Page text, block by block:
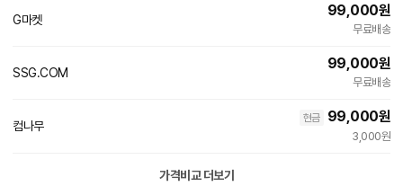
G마켓
99,000원
무료배송
SSG.COM
99,000원
무료배송
컴나무
현금 99,000원
3,000원
가격비교 더보기